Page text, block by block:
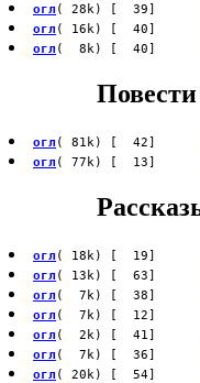
огл ( 28k) [
огл ( 16k) [
огл ( 8k) [
Повести
огл ( 81k) [
огл ( 77k) [
огл ( 18k) [
огл ( 13k) [
огл ( 7k) [
огл ( 7k) [
огл ( 2k) [
огл ( 7k) [
огл ( 20k) [